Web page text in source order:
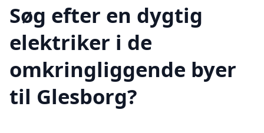
Søg efter en dygtig
elektriker i de
omkringliggende byer
til Glesborg?